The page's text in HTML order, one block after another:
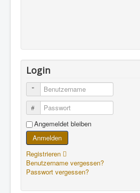
Login
Benutzername
Passwort
Angemeldet bleiben
Anmelden
Registrieren
Benutzername vergessen?
Passwort vergessen?